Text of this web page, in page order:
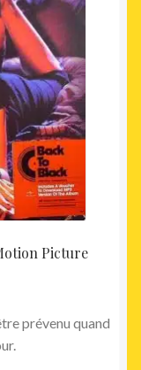
Picture
prévenu quand